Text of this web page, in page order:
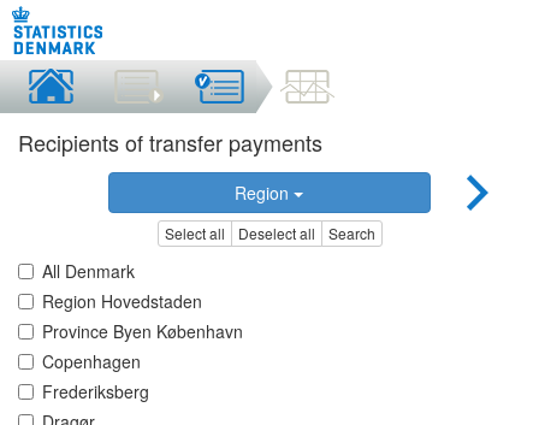
Recipients of transfer payments
Region
Select all Deselect all Search
All Denmark
Region Hovedstaden
Province Byen København
Copenhagen
Frederiksberg